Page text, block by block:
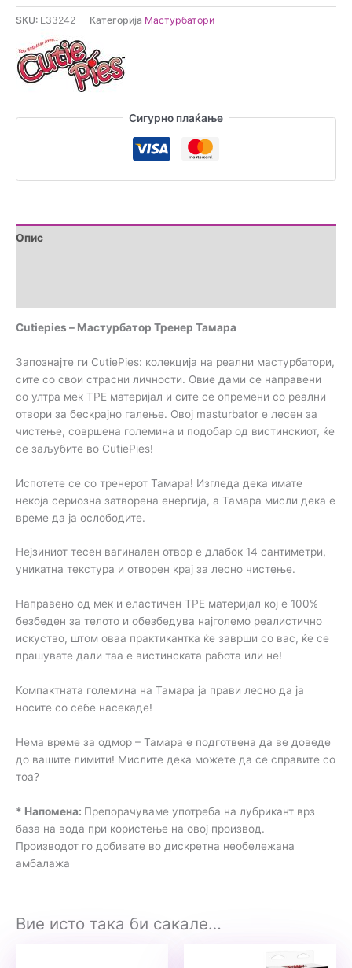
Мастурбатор
Тренер
Тамара
количина
SKU: E33242 Категорија Мастурбатори
Сигурно плаќање
Опис
Cutiepies – Мастурбатор Тренер Тамара
Запознајте ги CutiePies: колекција на реални мастурбатори,
сите со свои страсни личности. Овие дами се направени
со ултра мек TPE материјал и сите се опремени со реални
отвори за бескрајно галење. Овој masturbator е лесен за
чистење, совршена големина и подобар од вистинскиот, ќе
се заљубите во CutiePies!
Испотете се со тренерот Тамара! Изгледа дека имате
некоја сериозна затворена енергија, а Тамара мисли дека е
време да ја ослободите.
Нејзиниот тесен вагинален отвор е длабок 14 сантиметри,
уникатна текстура и отворен крај за лесно чистење.
Направено од мек и еластичен TPE материјал кој е 100%
безбеден за телото и обезбедува најголемо реалистично
искуство, штом оваа практикантка ќе заврши со вас, ќе се
прашувате дали таа е вистинската работа или не!
Компактната големина на Тамара ја прави лесно да ја
носите со себе насекаде!
Нема време за одмор – Тамара е подготвена да ве доведе
до вашите лимити! Мислите дека можете да се справите со
тоа?
* Напомена: Препорачуваме употреба на лубрикант врз
база на вода при користење на овој производ.
Производот го добивате во дискретна необележана
амбалажа
Вие исто така би сакале…